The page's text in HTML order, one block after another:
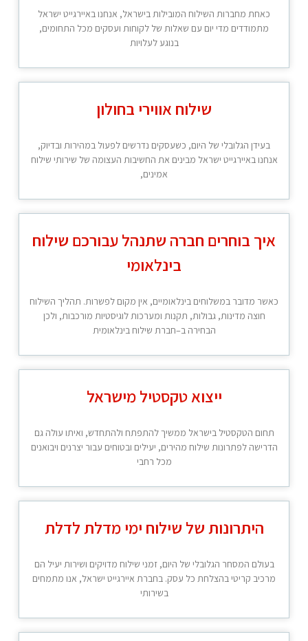
כאחת מחברות השילוח המובילות בישראל, אנחנו באיירגייט ישראל
מתמודדים מדי יום עם שאלות של לקוחות ועסקים מכל התחומים,
בנוגע לעלויות
שילוח אווירי בחולון
בעידן הגלובלי של היום, כשעסקים נדרשים לפעול במהירות ובדיוק,
אנחנו באיירגייט ישראל מבינים את החשיבות העצומה של שירותי שילוח
אמינים,
איך בוחרים חברה שתנהל עבורכם שילוח
בינלאומי
כאשר מדובר במשלוחים בינלאומיים, אין מקום לפשרות. תהליך השילוח
חוצה מדינות, גבולות, תקנות ומערכות לוגיסטיות מורכבות, ולכן
הבחירה ב–חברת שילוח בינלאומית
ייצוא טקסטיל מישראל
תחום הטקסטיל בישראל ממשיך להתפתח ולהתחדש, ואיתו עולה גם
הדרישה לפתרונות שילוח מהירים, יעילים ובטוחים עבור יצרנים ויבואנים
מכל רחבי
היתרונות של שילוח ימי מדלת לדלת
בעולם המסחר הגלובלי של היום, זמני שילוח מדויקים ושירות יעיל הם
מרכיב קריטי בהצלחת כל עסק. בחברת איירגייט ישראל, אנו מתמחים
בשירותי